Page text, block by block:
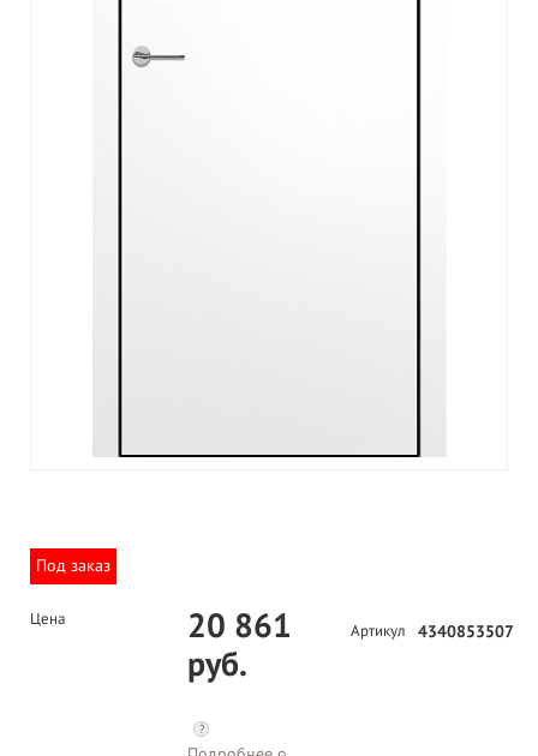
Под заказ
Цена
20 861
руб.
?
Артикул 4340853507